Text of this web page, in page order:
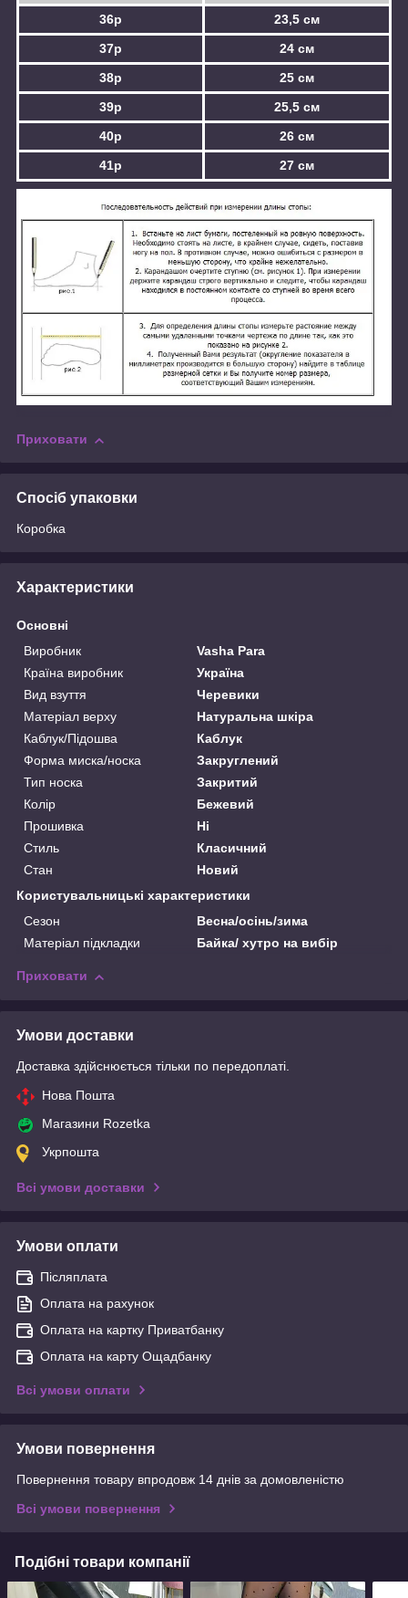
36р
23,5 см
37р
24 см
38р
25 см
39р
25,5 см
40р
26 см
41р
27 см
Приховати
Спосіб упаковки
Коробка
Характеристики
Основні
Виробник
Vasha Para
Країна виробник
Україна
Вид взуття
Черевики
Матеріал верху
Натуральна шкіра
Каблук/Підошва
Каблук
Форма миска/носка
Закруглений
Тип носка
Закритий
Колір
Бежевий
Прошивка
Ні
Стиль
Класичний
Стан
Новий
Користувальницькі характеристики
Сезон
Весна/осінь/зима
Матеріал підкладки
Байка/ хутро на вибір
Приховати
Умови доставки
Доставка здійснюється тільки по передоплаті.
Нова Пошта
Магазини Rozetka
Укрпошта
Всі умови доставки
Умови оплати
Післяплата
Оплата на рахунок
Оплата на картку Приватбанку
Оплата на карту Ощадбанку
Всі умови оплати
Умови повернення
Повернення товару впродовж 14 днів за домовленістю
Всі умови повернення
Подібні товари компанії